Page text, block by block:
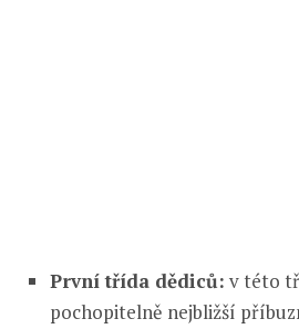
První třída dědiců: v této
pochopitelně nejbližší